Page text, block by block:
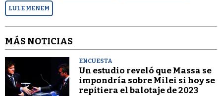
LULE MENEM
MÁS NOTICIAS
ENCUESTA
Un estudio reveló que Massa se
impondría sobre Milei si hoy se
repitiera el balotaje de 2023